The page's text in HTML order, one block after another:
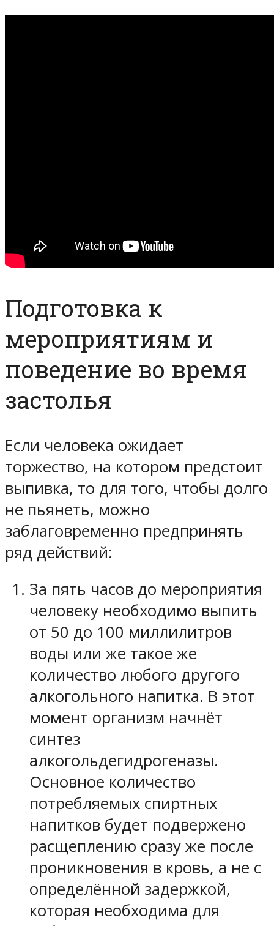
Подготовка к
мероприятиям и
поведение во время
застолья
Если человека ожидает
торжество, на котором предстоит
выпивка, то для того, чтобы долго
не пьянеть, можно
заблаговременно предпринять
ряд действий:
За пять часов до мероприятия
человеку необходимо выпить
от 50 до 100 миллилитров
воды или же такое же
количество любого другого
алкогольного напитка. В этот
момент организм начнёт
синтез
алкогольдегидрогеназы.
Основное количество
потребляемых спиртных
напитков будет подвержено
расщеплению сразу же после
проникновения в кровь, а не с
определённой задержкой,
которая необходима для